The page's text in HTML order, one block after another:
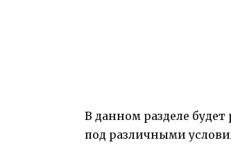
В данном разделе
под различными